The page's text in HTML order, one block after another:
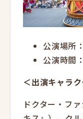
公演場所
公演時間
＜出演キャラ
ドクター・フ